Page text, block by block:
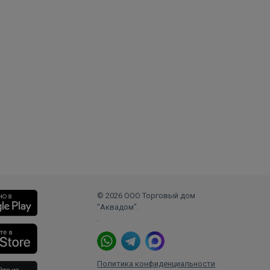
© 2026 ООО Торговый дом
"Аквадом".
.
Политика конфиденциальности